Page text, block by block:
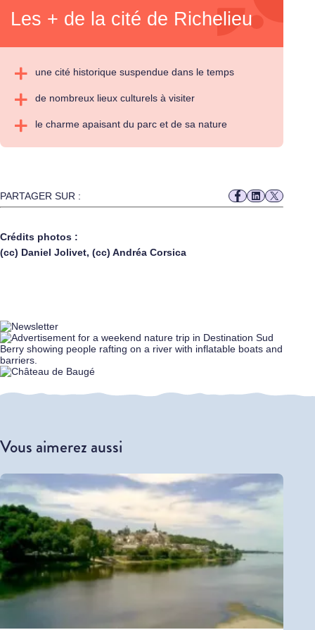
Les + de la cité de Richelieu
une cité historique suspendue dans le temps
de nombreux lieux culturels à visiter
le charme apaisant du parc et de sa nature
PARTAGER SUR :
Crédits photos :
(cc) Daniel Jolivet, (cc) Andréa Corsica
Vous aimerez aussi